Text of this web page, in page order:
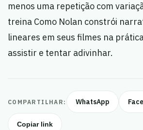
menos uma repetição com
treina Como Nolan constrói
lineares em seus filmes na
assistir e tentar adivinhar.
COMPARTILHAR: WhatsApp
Copiar link